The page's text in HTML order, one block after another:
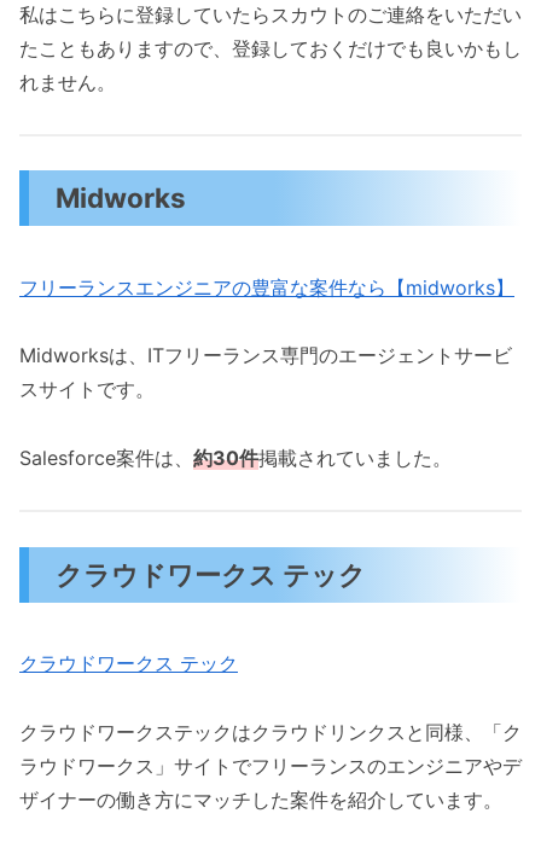
私はこちらに登録していたらスカウトのご連絡をいただい
たこともありますので、登録しておくだけでも良いかもし
れません。
Midworks
フリーランスエンジニアの豊富な案件なら【midworks】
Midworksは、ITフリーランス専門のエージェントサービ
スサイトです。
Salesforce案件は、 約30件掲載されていました。
クラウドワークス テック
クラウドワークス テック
クラウドワークステックはクラウドリンクスと同様、「ク
ラウドワークス」サイトでフリーランスのエンジニアやデ
ザイナーの働き方にマッチした案件を紹介しています。